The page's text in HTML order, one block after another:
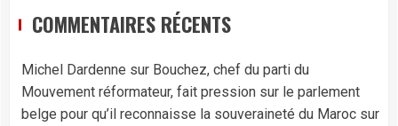
COMMENTAIRES RÉCENTS
Michel Dardenne sur Bouchez, chef du parti du
Mouvement réformateur, fait pression sur le parlement
belge pour qu’il reconnaisse la souveraineté du Maroc sur